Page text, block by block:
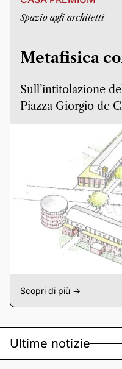
Spazio agli architetti
Metafisica
Sull’intitolazione
Piazza Giorgio de
Scopri di più ->
Ultime notizie